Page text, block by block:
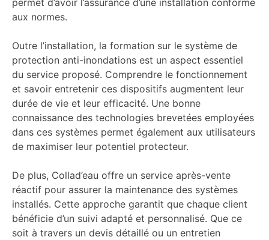
aux normes.
Outre l’installation, la formation sur le système de
protection anti-inondations est un aspect essentiel
du service proposé. Comprendre le fonctionnement
et savoir entretenir ces dispositifs augmentent leur
durée de vie et leur efficacité. Une bonne
connaissance des technologies brevetées employées
dans ces systèmes permet également aux utilisateurs
de maximiser leur potentiel protecteur.
De plus, Collad’eau offre un service après-vente
réactif pour assurer la maintenance des systèmes
installés. Cette approche garantit que chaque client
bénéficie d’un suivi adapté et personnalisé. Que ce
soit à travers un devis détaillé ou un entretien